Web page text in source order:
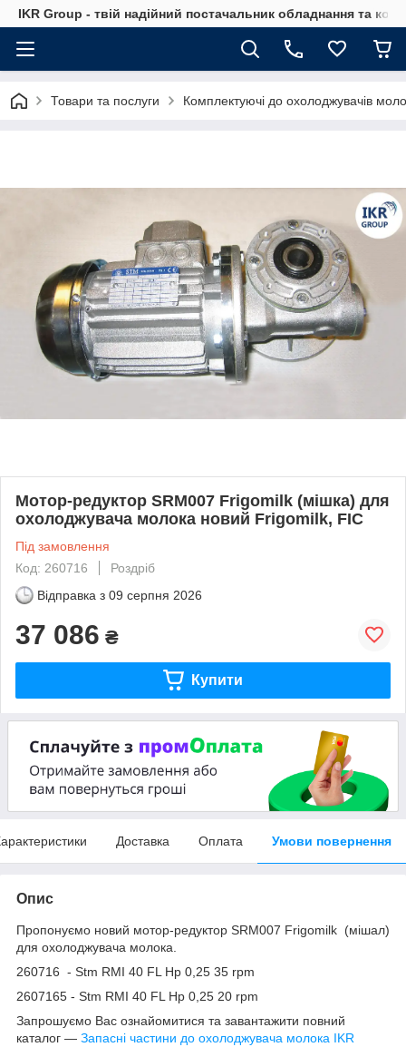
IKR Group - твій надійний постачальник обладнання та
Товари та послуги Комплектуючі до охолоджувачів
Мотор-редуктор SRM007 Frigomilk (мішка) для
охолоджувача молока новий Frigomilk, FIC
Під замовлення
Код: 260716
Роздріб
Відправка з 09 серпня 2026
37 086 ₴
Купити
Доставка Оплата Умови повернення
Опис
Пропонуємо новий мотор-редуктор SRM007 Frigomilk (мішал)
для охолоджувача молока.
260716 - Stm RMI 40 FL Hp 0,25 35 rpm
2607165 - Stm RMI 40 FL Hp 0,25 20 rpm
Запрошуємо Вас ознайомитися та завантажити повний
каталог — Запасні частини до охолоджувача молока IKR